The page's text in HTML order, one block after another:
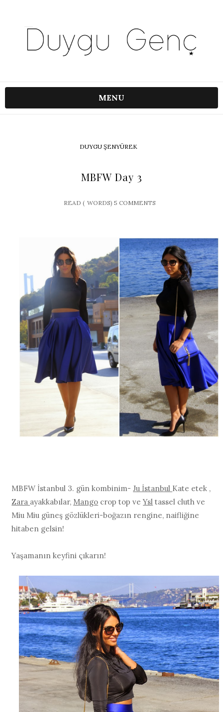
MENU
DUYGU ŞENYÜREK
MBFW Day 3
READ ( WORDS) 5 COMMENTS
MBFW İstanbul 3. gün kombinim-Ju İstanbul Kate etek ,
Zara ayakkabılar, Mango crop top veYsl tassel cluth ve
Miu Miu güneş gözlükleri-boğazın rengine, naifliğine
hitaben gelsin!
Yaşamanın keyfini çıkarın!